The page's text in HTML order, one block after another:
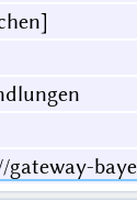
gateway-